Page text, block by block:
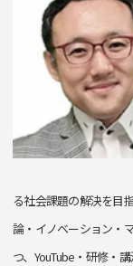
る社会課題の解決を目
論・イノベーション・
つ、YouTube・研修・